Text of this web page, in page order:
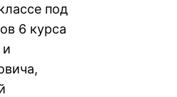
под
6 курса